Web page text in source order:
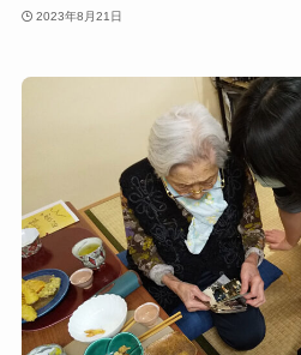
2023年8月21日